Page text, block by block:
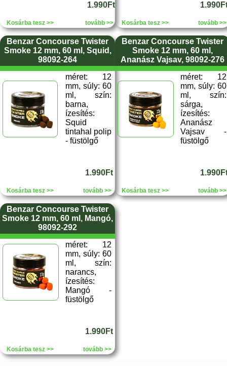
1.990Ft
Kosárba tesz >> tovább >> Kosárba tesz >> tovább >>
Benzar Concourse Twister
Smoke 12 mm, 60 ml, Squid,
98092-264
méret: 12
mm, súly: 60
ml, szín:
barna,
ízesítés:
Squid
tintahal polip
- füstölgő
1.990Ft
Kosárba tesz >> tovább >>
Benzar Concourse Twister
Smoke 12 mm, 60 ml,
Ananász Vajsav, 98092-276
méret: 12
mm, súly: 60
ml, szín:
sárga,
ízesítés:
Ananász
Vajsav -
füstölgő
Kosárba tesz >> tovább >>
Benzar Concourse Twister
Smoke 12 mm, 60 ml, Mangó,
98092-292
méret: 12
mm, súly: 60
ml, szín:
narancs,
ízesítés:
Mangó -
füstölgő
1.990Ft
Kosárba tesz >> tovább >>